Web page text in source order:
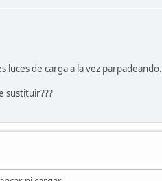
luces de carga a la vez parpadeando.
sustituir???